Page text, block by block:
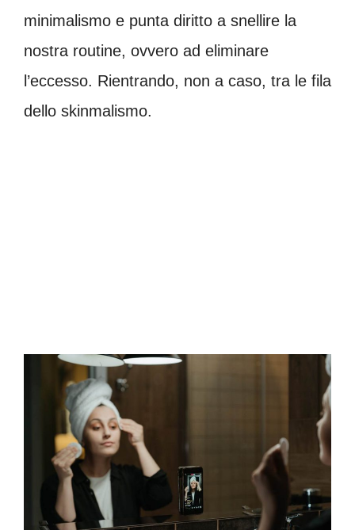
minimalismo e punta diritto a snellire la
nostra routine, ovvero ad eliminare
l’eccesso. Rientrando, non a caso, tra le fila
dello skinmalismo.